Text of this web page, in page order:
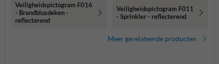
Veiligheidspictogram F016
- Brandblusdeken -
reflecterend
Veiligheidspictogram F011
- Sprinkler - reflecterend
Meer gerelateerde producten